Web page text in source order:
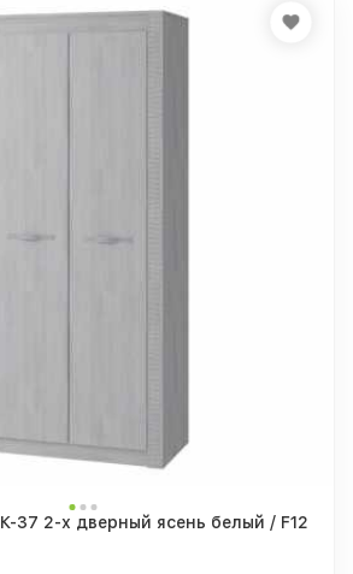
Шкаф Монако ШК-37 2-х дверный ясень белый / F12